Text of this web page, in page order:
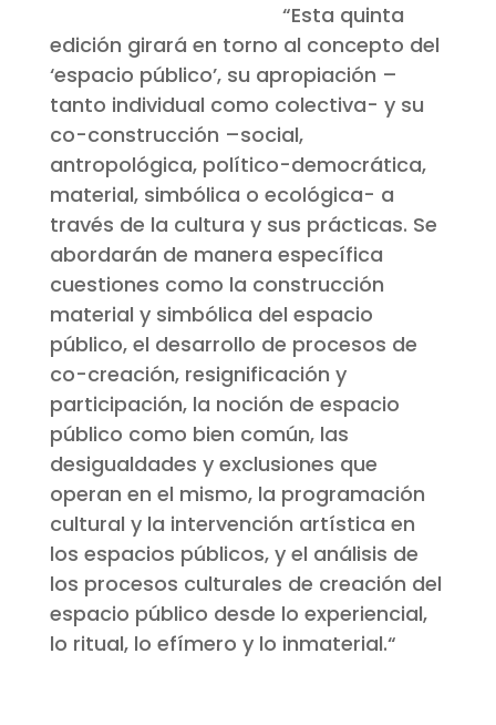
“Esta quinta
edición girará en torno al concepto del
‘espacio público’, su apropiación –
tanto individual como colectiva- y su
co-construcción –social,
antropológica, político-democrática,
material, simbólica o ecológica- a
través de la cultura y sus prácticas. Se
abordarán de manera específica
cuestiones como la construcción
material y simbólica del espacio
público, el desarrollo de procesos de
co-creación, resignificación y
participación, la noción de espacio
público como bien común, las
desigualdades y exclusiones que
operan en el mismo, la programación
cultural y la intervención artística en
los espacios públicos, y el análisis de
los procesos culturales de creación del
espacio público desde lo experiencial,
lo ritual, lo efímero y lo inmaterial.“